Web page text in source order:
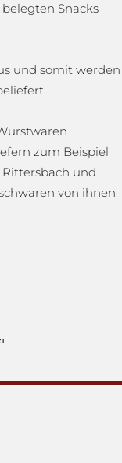
Snacks
und somit werden
zum Beispiel
und
von ihnen.